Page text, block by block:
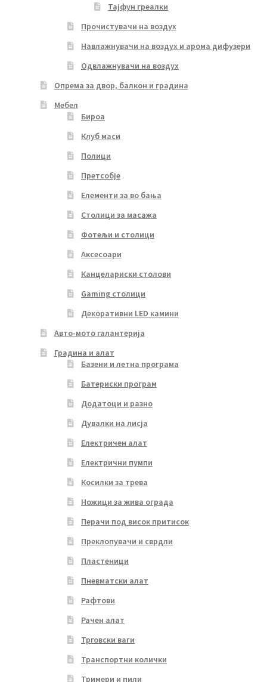
Тајфун греалки
Прочистувачи на воздух
Навлажнувачи на воздух и арома дифузери
Одвлажнувачи на воздух
Опрема за двор, балкон и градина
Мебел
Бироа
Клуб маси
Полици
Претсобје
Елементи за во бања
Столици за масажа
Фотељи и столици
Аксесоари
Канцелариски столови
Gaming столици
Декоративни LED камини
Авто-мото галантерија
Градина и алат
Базени и летна програма
Батериски програм
Додатоци и разно
Дувалки на лисја
Електричен алат
Електрични пумпи
Косилки за трева
Ножици за жива ограда
Перачи под висок притисок
Преклопувачи и сврдли
Пластеници
Пневматски алат
Рафтови
Рачен алат
Трговски ваги
Транспортни колички
Тримери и пили